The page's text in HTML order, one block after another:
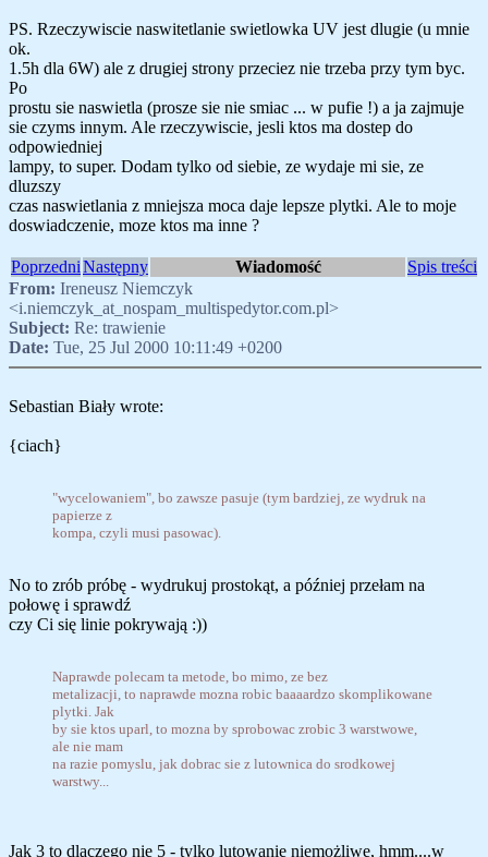
PS. Rzeczywiscie naswitetlanie swietlowka UV jest dlugie (u mnie
ok.
1.5h dla 6W) ale z drugiej strony przeciez nie trzeba przy tym byc.
Po
prostu sie naswietla (prosze sie nie smiac ... w pufie !) a ja zajmuje
sie czyms innym. Ale rzeczywiscie, jesli ktos ma dostep do
odpowiedniej
lampy, to super. Dodam tylko od siebie, ze wydaje mi sie, ze
dluzszy
czas naswietlania z mniejsza moca daje lepsze plytki. Ale to moje
doswiadczenie, moze ktos ma inne ?
PoprzedniNastępny Wiadomość
Spis treści
From: Ireneusz Niemczyk
<i.niemczyk_at_nospam_multispedytor.com.pl>
Subject: Re: trawienie
Date: Tue, 25 Jul 2000 10:11:49 +0200
Sebastian Biały wrote:
{ciach}
"wycelowaniem", bo zawsze pasuje (tym bardziej, ze wydruk na
papierze z
kompa, czyli musi pasowac).
No to zrób próbę - wydrukuj prostokąt, a później przełam na
połowę i sprawdź
czy Ci się linie pokrywają :))
Naprawde polecam ta metode, bo mimo, ze bez
metalizacji, to naprawde mozna robic baaaardzo skomplikowane
plytki. Jak
by sie ktos uparl, to mozna by sprobowac zrobic 3 warstwowe,
ale nie mam
na razie pomyslu, jak dobrac sie z lutownica do srodkowej
warstwy...
Jak 3 to dlaczego nie 5 - tylko lutowanie niemożliwe, hmm....w